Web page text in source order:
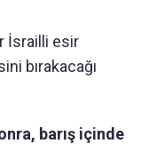
İsrailli esir
bırakacağı
barış içinde